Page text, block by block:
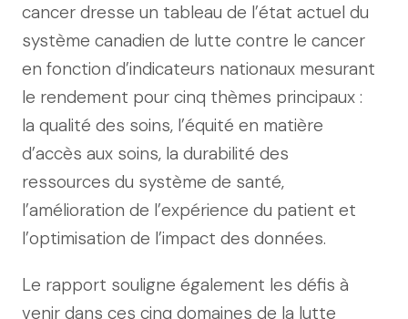
cancer dresse un tableau de l’état actuel du
système canadien de lutte contre le cancer
en fonction d’indicateurs nationaux mesurant
le rendement pour cinq thèmes principaux :
la qualité des soins, l’équité en matière
d’accès aux soins, la durabilité des
ressources du système de santé,
l’amélioration de l’expérience du patient et
l’optimisation de l’impact des données.
Le rapport souligne également les défis à
venir dans ces cinq domaines de la lutte